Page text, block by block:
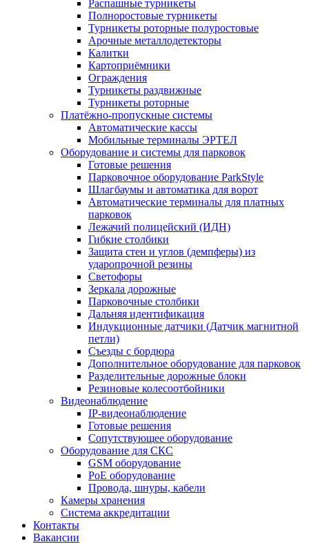
Распашные турникеты
Полноростовые турникеты
Турникеты роторные полуростовые
Арочные металлодетекторы
Калитки
Картоприёмники
Ограждения
Турникеты раздвижные
Турникеты роторные
Платёжно-пропускные системы
Автоматические кассы
Мобильные терминалы ЭРТЕЛ
Оборудование и системы для парковок
Готовые решения
Парковочное оборудование ParkStyle
Шлагбаумы и автоматика для ворот
Автоматические терминалы для платных
парковок
Лежачий полицейский (ИДН)
Гибкие столбики
Защита стен и углов (демпферы) из
ударопрочной резины
Светофоры
Зеркала дорожные
Парковочные столбики
Дальняя идентификация
Индукционные датчики (Датчик магнитной
петли)
Съезды с бордюра
Дополнительное оборудование для парковок
Разделительные дорожные блоки
Резиновые колесоотбойники
Видеонаблюдение
IP-видеонаблюдение
Готовые решения
Сопутствующее оборудование
Оборудование для СКС
GSM оборудование
PoE оборудование
Провода, шнуры, кабели
Камеры хранения
Система аккредитации
Контакты
Вакансии